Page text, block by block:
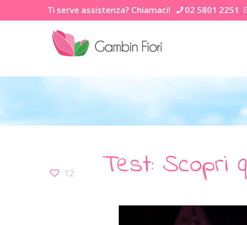
Ti serve assistenza? Chiamaci! 02 5801 2251
12 Test: Scopri